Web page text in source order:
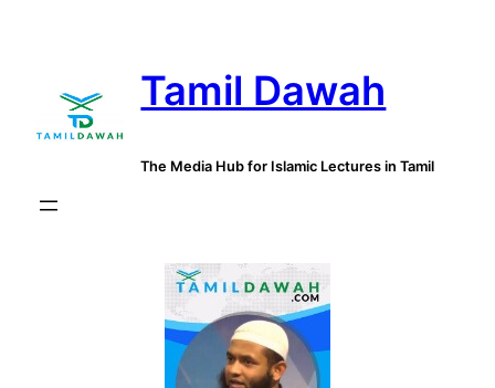
Tamil Dawah
The Media Hub for Islamic Lectures in Tamil